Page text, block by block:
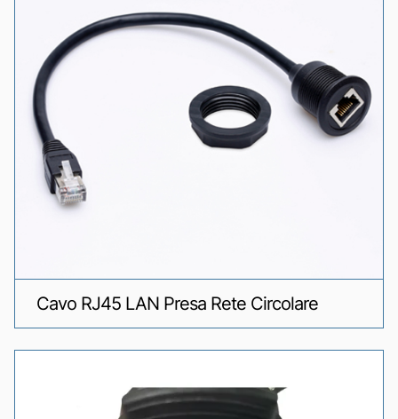
Cavo RJ45 LAN Presa Rete Circolare